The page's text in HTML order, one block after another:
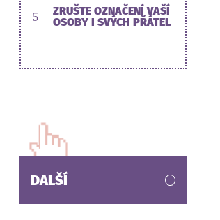
5
ZRUŠTE OZNAČENÍ VAŠÍ
OSOBY I SVÝCH PŘÁTEL
DALŠÍ